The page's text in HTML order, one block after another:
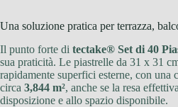
Una soluzione pratica per terrazza,
Il punto forte di tectake® Set di 40
sua praticità. Le piastrelle da 31 x 31
rapidamente superfici esterne, con una
circa 3,844 m², anche se la resa
disposizione e allo spazio disponibile.